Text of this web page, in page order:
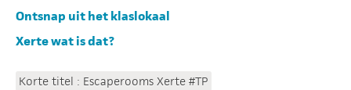
Ontsnap uit het klaslokaal
Xerte wat is dat?
Korte titel : Escaperooms Xerte #TP